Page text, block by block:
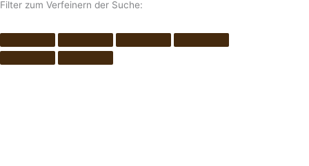
Filter zum Verfeinern der Suche: